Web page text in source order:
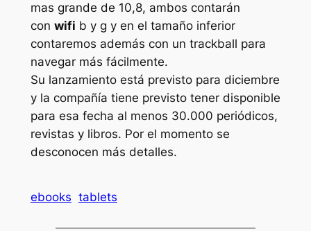
mas grande de 10,8, ambos contarán
con wifi b y g y en el tamaño inferior
contaremos además con un trackball para
navegar más fácilmente.
Su lanzamiento está previsto para diciembre
y la compañía tiene previsto tener disponible
para esa fecha al menos 30.000 periódicos,
revistas y libros. Por el momento se
desconocen más detalles.
ebooks tablets